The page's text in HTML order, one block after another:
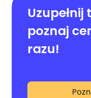
poznaj
razu!